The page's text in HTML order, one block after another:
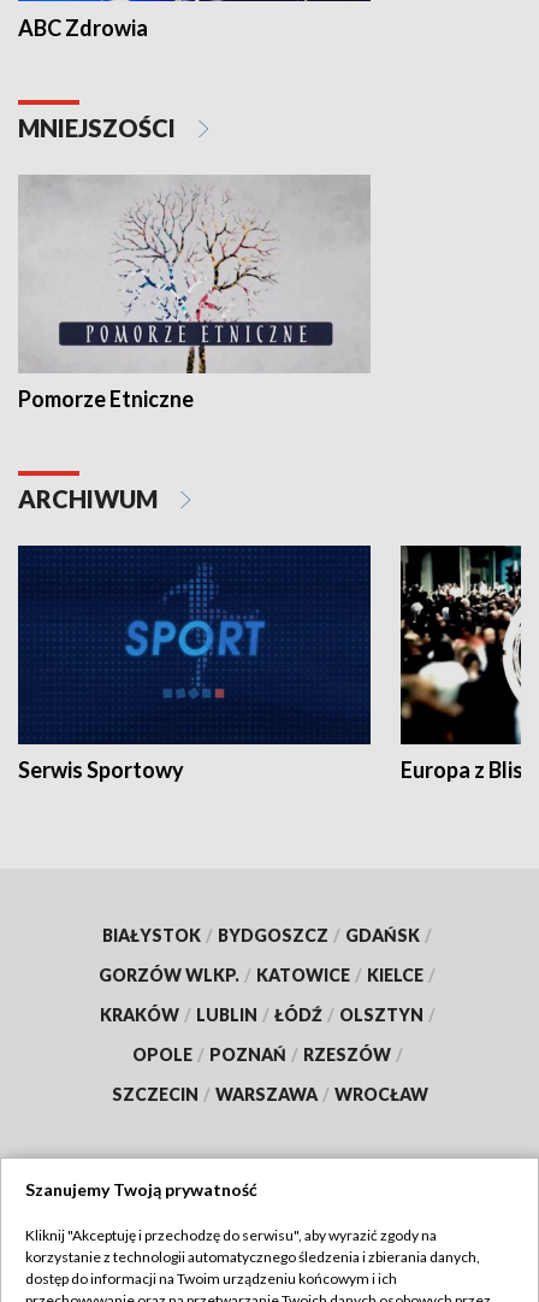
ABC Zdrowia
MNIEJSZOŚCI
Pomorze Etniczne
ARCHIWUM
Serwis Sportowy Europa z
BIAŁYSTOK / BYDGOSZCZ / GDAŃSK /
GORZÓW WLKP. / KATOWICE / KIELCE /
KRAKÓW / LUBLIN / ŁÓDŹ / OLSZTYN /
OPOLE / POZNAŃ / RZESZÓW /
SZCZECIN / WARSZAWA / WROCŁAW
TVP
Szanujemy Twoją prywatność
Kliknij "Akceptuję i przechodzę do serwisu", aby wyrazić zgody na
korzystanie z technologii automatycznego śledzenia i zbierania danych,
dostęp do informacji na Twoim urządzeniu końcowym i ich